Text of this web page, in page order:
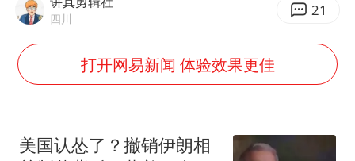
央视新主播李秋莹孙亚鹏亮相
四川 21
打开网易新闻 体验效果更佳
美国认怂了？撤销伊朗相